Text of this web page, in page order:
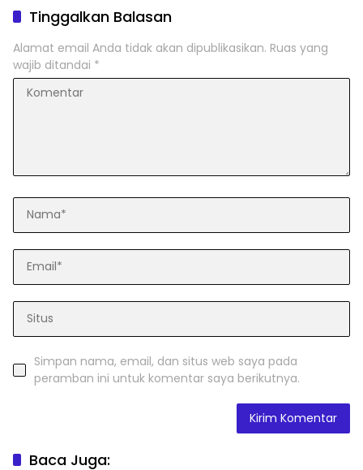
Tinggalkan Balasan
Alamat email Anda tidak akan dipublikasikan. Ruas yang
wajib ditandai *
Simpan nama, email, dan situs web saya pada
peramban ini untuk komentar saya berikutnya.
Baca Juga: